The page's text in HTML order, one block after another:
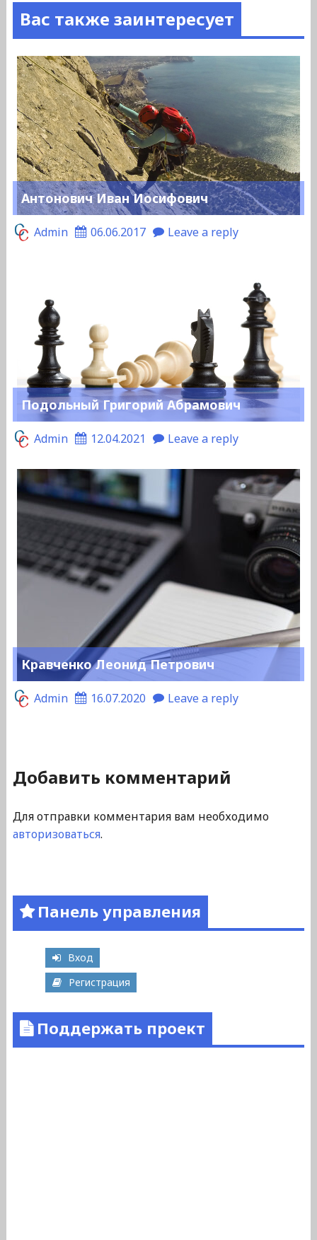
Вас также заинтересует
Антонович Иван Иосифович
Admin 06.06.2017 Leave a reply
Подольный Григорий Абрамович
Admin 12.04.2021 Leave a reply
Кравченко Леонид Петрович
Admin 16.07.2020 Leave a reply
Добавить комментарий
Для отправки комментария вам необходимо
авторизоваться.
Панель управления
Вход
Регистрация
Поддержать проект